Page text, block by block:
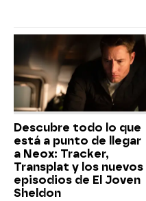
Descubre todo lo que
está a punto de llegar
a Neox: Tracker,
Transplat y los nuevos
episodios de El Joven
Sheldon